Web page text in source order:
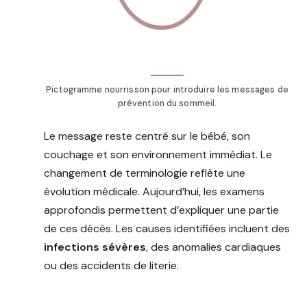
Pictogramme nourrisson pour introduire les messages de
prévention du sommeil.
Le message reste centré sur le bébé, son
couchage et son environnement immédiat. Le
changement de terminologie reflète une
évolution médicale. Aujourd’hui, les examens
approfondis permettent d’expliquer une partie
de ces décès. Les causes identifiées incluent des
infections sévères, des anomalies cardiaques
ou des accidents de literie.